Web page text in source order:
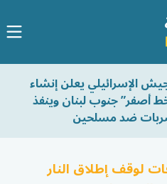
الإسرائيلي يعلن إنشاء
أصفر” جنوب لبنان وينفذ
ضد مسلحين
لوقف إطلاق النار